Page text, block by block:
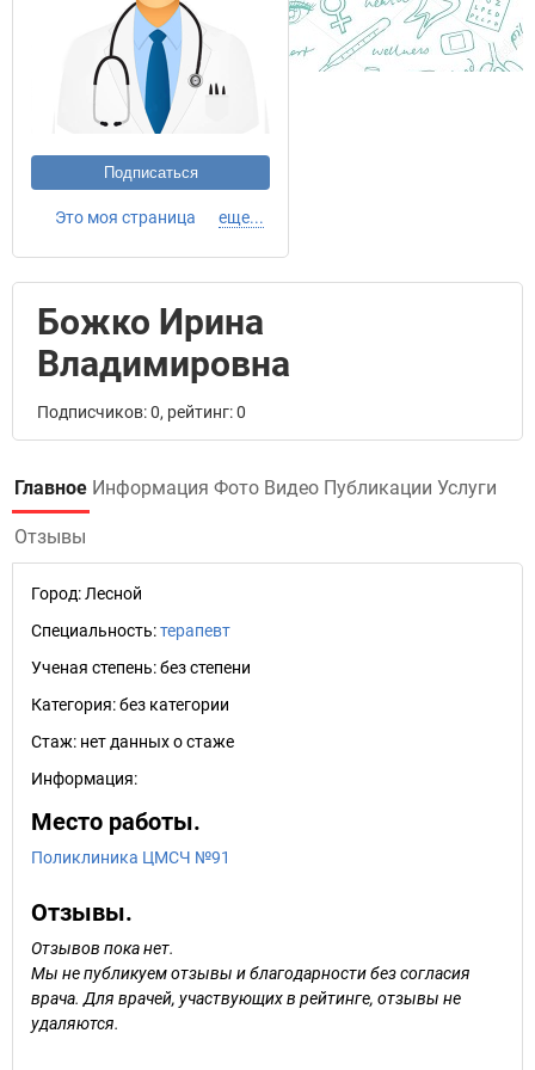
Подписаться
Это моя страница еще...
Божко Ирина
Владимировна
Подписчиков: 0, рейтинг: 0
Главное Информация Фото Видео Публикации Услуги
Отзывы
Город: Лесной
Специальность:терапевт
Ученая степень:без степени
Категория:без категории
Стаж: нет данных о стаже
Информация:
Место работы.
Поликлиника ЦМСЧ №91
Отзывы.
Отзывов пока нет.
Мы не публикуем отзывы и благодарности без согласия
врача. Для врачей, участвующих в рейтинге, отзывы не
удаляются.